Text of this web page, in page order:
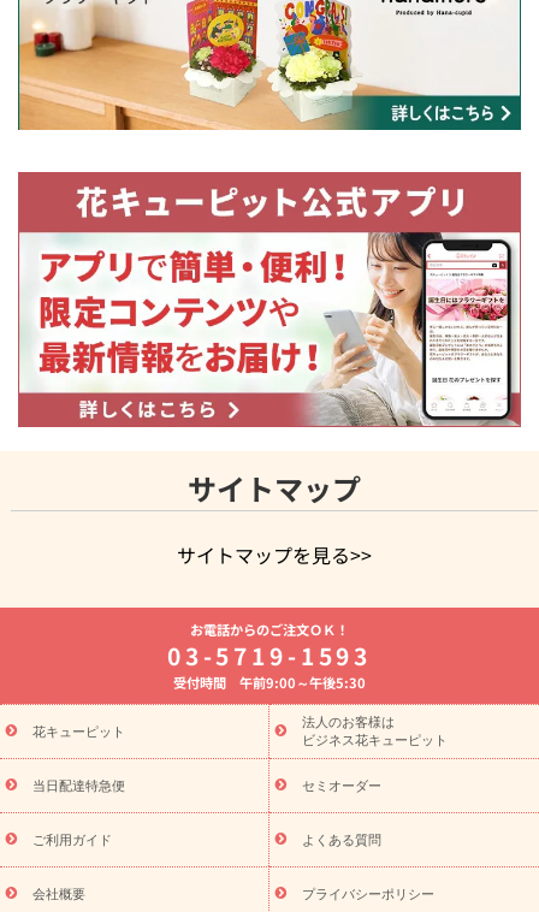
サイトマップ
サイトマップを見る>>
よく贈られる花
お祝いの花特集
誕生日フラワーギフト特集
8月の誕生花(トルコキキョウ)
開店・開業祝い
お供え・お悔やみ お供え・お悔やみの花
通夜・葬儀に贈る花 胡蝶蘭・花鉢
ーブドフラワー
季節のイベント
ひまわり ギフト・プレゼント
特集
お盆 花（新盆・初盆） 季節のイベント
お盆 花（新
盆・初盆）
お盆 花（新盆・初盆）
お盆・お供え 花とセットギ
フト
お盆・お供え プリザーブドフラワー
ひまわり ギフト・プ
レゼント特集
夏の花贈り・お中元・暑中見舞い 花のギフト特集
敬老の日におくる花ギフト・プレゼント特集
花ギフト・プレゼント特集
敬老の日 花のおすすめランキング
敬
老の日 花鉢植えのギフト・プレゼント特集
敬老の日 花とセットギ
お電話からのご注文ＯＫ！
03-5719-1593
受付時間 午前9:00～午後5:30
花キューピット
法人のお客様は
ビジネス花キューピット
当日配達特急便 セミオーダー
ご利用ガイド よくある質問
会社概要 プライバシーポリシー